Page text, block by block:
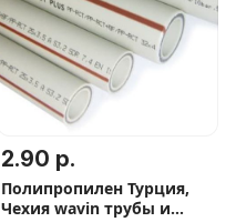
2.90 р.
Полипропилен Турция,
Чехия wavin трубы и